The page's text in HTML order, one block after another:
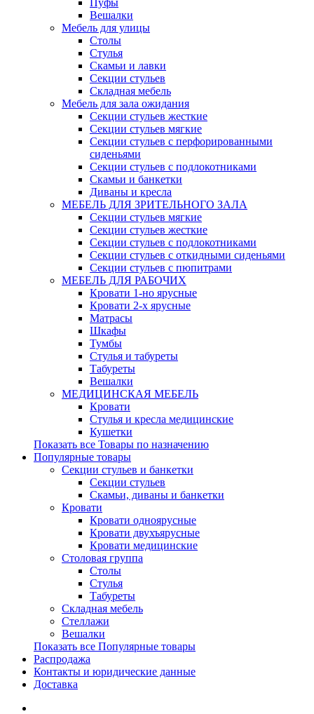
Пуфы
Вешалки
Мебель для улицы
Столы
Стулья
Скамьи и лавки
Секции стульев
Складная мебель
Мебель для зала ожидания
Секции стульев жесткие
Секции стульев мягкие
Секции стульев с перфорированными
сиденьями
Секции стульев с подлокотниками
Скамьи и банкетки
Диваны и кресла
МЕБЕЛЬ ДЛЯ ЗРИТЕЛЬНОГО ЗАЛА
Секции стульев мягкие
Секции стульев жесткие
Секции стульев с подлокотниками
Секции стульев с откидными сиденьями
Секции стульев с пюпитрами
МЕБЕЛЬ ДЛЯ РАБОЧИХ
Кровати 1-но ярусные
Кровати 2-х ярусные
Матрасы
Шкафы
Тумбы
Стулья и табуреты
Табуреты
Вешалки
МЕДИЦИНСКАЯ МЕБЕЛЬ
Кровати
Стулья и кресла медицинские
Кушетки
Показать все Товары по назначению
Популярные товары
Секции стульев и банкетки
Секции стульев
Скамьи, диваны и банкетки
Кровати
Кровати одноярусные
Кровати двухъярусные
Кровати медицинские
Столовая группа
Столы
Стулья
Табуреты
Складная мебель
Стеллажи
Вешалки
Показать все Популярные товары
Распродажа
Контакты и юридические данные
Доставка